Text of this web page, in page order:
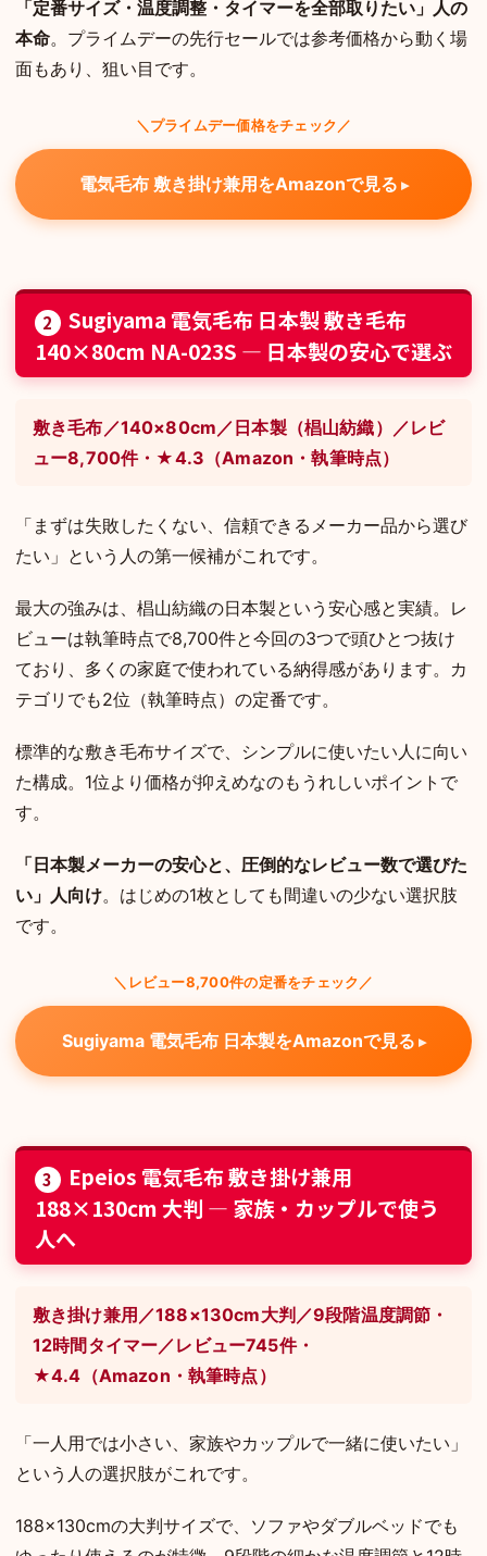
「定番サイズ・温度調整・タイマーを全部取りたい」人の
本命。プライムデーの先行セールでは参考価格から動く場
面もあり、狙い目です。
＼プライムデー価格をチェック／
電気毛布 敷き掛け兼用をAmazonで見る
2
Sugiyama 電気毛布 日本製 敷き毛布
140×80cm NA-023S — 日本製の安心で選ぶ
敷き毛布／140×80cm／日本製（椙山紡織）／レビ
ュー8,700件・★4.3（Amazon・執筆時点）
「まずは失敗したくない、信頼できるメーカー品から選び
たい」という人の第一候補がこれです。
最大の強みは、椙山紡織の日本製という安心感と実績。レ
ビューは執筆時点で8,700件と今回の3つで頭ひとつ抜け
ており、多くの家庭で使われている納得感があります。カ
テゴリでも2位（執筆時点）の定番です。
標準的な敷き毛布サイズで、シンプルに使いたい人に向い
た構成。1位より価格が抑えめなのもうれしいポイントで
す。
「日本製メーカーの安心と、圧倒的なレビュー数で選びた
い」人向け。はじめの1枚としても間違いの少ない選択肢
です。
＼レビュー8,700件の定番をチェック／
Sugiyama 電気毛布 日本製をAmazonで見る
3
Epeios 電気毛布 敷き掛け兼用
188×130cm 大判 — 家族・カップルで使う
人へ
敷き掛け兼用／188×130cm大判／9段階温度調節・
12時間タイマー／レビュー745件・
★4.4（Amazon・執筆時点）
「一人用では小さい、家族やカップルで一緒に使いたい」
という人の選択肢がこれです。
188×130cmの大判サイズで、ソファやダブルベッドでも